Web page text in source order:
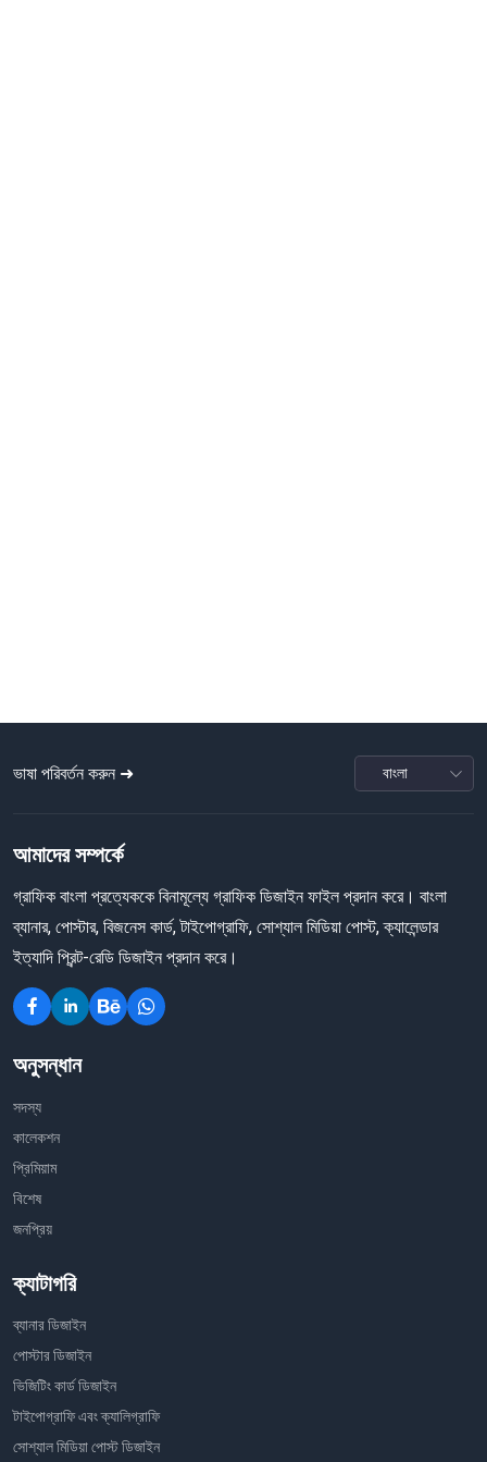
ভাষা পরিবর্তন করুন ➜
আমাদের সম্পর্কে
গ্রাফিক বাংলা প্রত্যেককে বিনামূল্যে গ্রাফিক ডিজাইন ফাইল প্রদান করে। বাংলা
ব্যানার, পোস্টার, বিজনেস কার্ড, টাইপোগ্রাফি, সোশ্যাল মিডিয়া পোস্ট, ক্যালেন্ডার
ইত্যাদি প্রিন্ট-রেডি ডিজাইন প্রদান করে।
অনুসন্ধান
সদস্য
কালেকশন
প্রিমিয়াম
বিশেষ
জনপ্রিয়
ক্যাটাগরি
ব্যানার ডিজাইন
পোস্টার ডিজাইন
ভিজিটিং কার্ড ডিজাইন
টাইপোগ্রাফি এবং ক্যালিগ্রাফি
সোশ্যাল মিডিয়া পোস্ট ডিজাইন